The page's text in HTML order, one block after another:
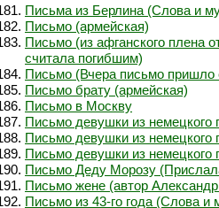
Письма из Берлина (Слова и
Письмо (армейская)
Письмо (из афганского плена
считала погибшим)
Письмо (Вчера письмо пришло
Письмо брату (армейская)
Письмо в Москву
Письмо девушки из немецкого
Письмо девушки из немецкого
Письмо девушки из немецкого
Письмо Деду Морозу
Письмо жене (автор
Письмо из 43-го года (Слова